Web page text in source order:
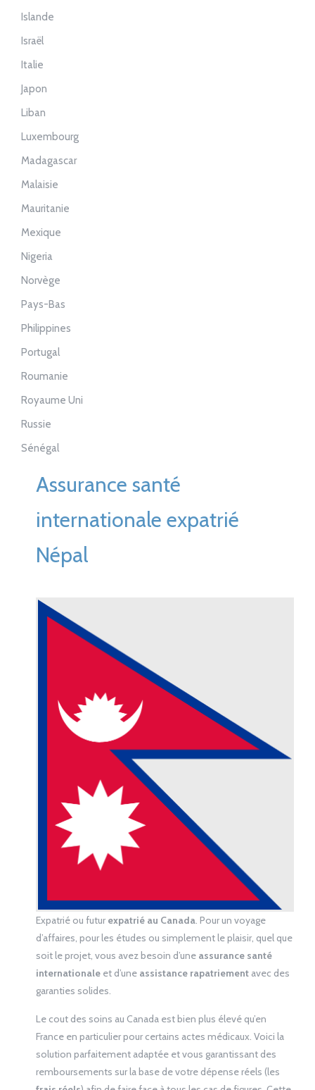
Islande
Israël
Italie
Japon
Liban
Luxembourg
Madagascar
Malaisie
Mauritanie
Mexique
Nigeria
Norvège
Pays-Bas
Philippines
Portugal
Roumanie
Royaume Uni
Russie
Sénégal
Assurance santé
internationale expatrié
Népal
Expatrié ou futur expatrié au Canada. Pour un voyage
d’affaires, pour les études ou simplement le plaisir, quel que
soit le projet, vous avez besoin d’une assurance santé
internationaleet d’une assistance rapatriementavec des
garanties solides.
Le cout des soins au Canada est bien plus élevé qu’en
France en particulier pour certains actes médicaux. Voici la
solution parfaitement adaptée et vous garantissant des
remboursements sur la base de votre dépense réels (les